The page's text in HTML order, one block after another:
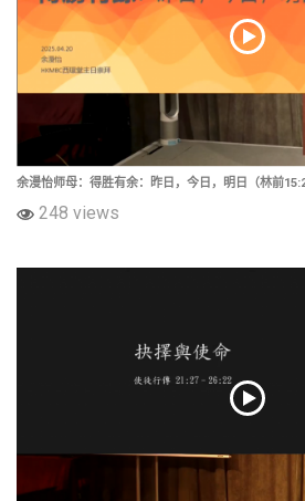
余漫怡师母：得胜有余：昨日，今日，明日（林前
248 views